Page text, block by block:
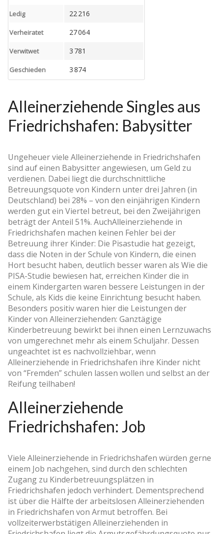
Ledig 22 216
Verheiratet 27 064
Verwitwet 3 781
Geschieden 3 874
Alleinerziehende Singles aus
Friedrichshafen: Babysitter
Ungeheuer viele Alleinerziehende in Friedrichshafen
sind auf einen Babysitter angewiesen, um Geld zu
verdienen. Dabei liegt die durchschnittliche
Betreuungsquote von Kindern unter drei Jahren (in
Deutschland) bei 28% – von den einjährigen Kindern
werden gut ein Viertel betreut, bei den Zweijährigen
beträgt der Anteil 51%. AuchAlleinerziehende in
Friedrichshafen machen keinen Fehler bei der
Betreuung ihrer Kinder: Die Pisastudie hat gezeigt,
dass die Noten in der Schule von Kindern, die einen
Hort besucht haben, deutlich besser waren als Wie die
PISA-Studie bewiesen hat, erreichen Kinder die in
einem Kindergarten waren bessere Leistungen in der
Schule, als Kids die keine Einrichtung besucht haben.
Besonders positiv waren hier die Leistungen der
Kinder von Alleinerziehenden: Ganztägige
Kinderbetreuung bewirkt bei ihnen einen Lernzuwachs
von umgerechnet mehr als einem Schuljahr. Dessen
ungeachtet ist es nachvollziehbar, wenn
Alleinerziehende in Friedrichshafen ihre Kinder nicht
von “Fremden” schulen lassen wollen und selbst an der
Reifung teilhaben!
Alleinerziehende
Friedrichshafen: Job
Viele Alleinerziehende in Friedrichshafen würden gerne
einem Job nachgehen, sind durch den schlechten
Zugang zu Kinderbetreuungsplätzen in
Friedrichshafen jedoch verhindert. Dementsprechend
ist über die Hälfte der arbeitslosen Alleinerziehenden
in Friedrichshafen von Armut betroffen. Bei
vollzeiterwerbstätigen Alleinerziehenden in